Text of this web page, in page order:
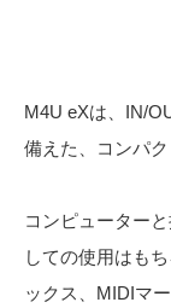
M4U eXは、IN/
備えた、コンパ
コンピューター
しての使用はも
ックス、MIDIマ